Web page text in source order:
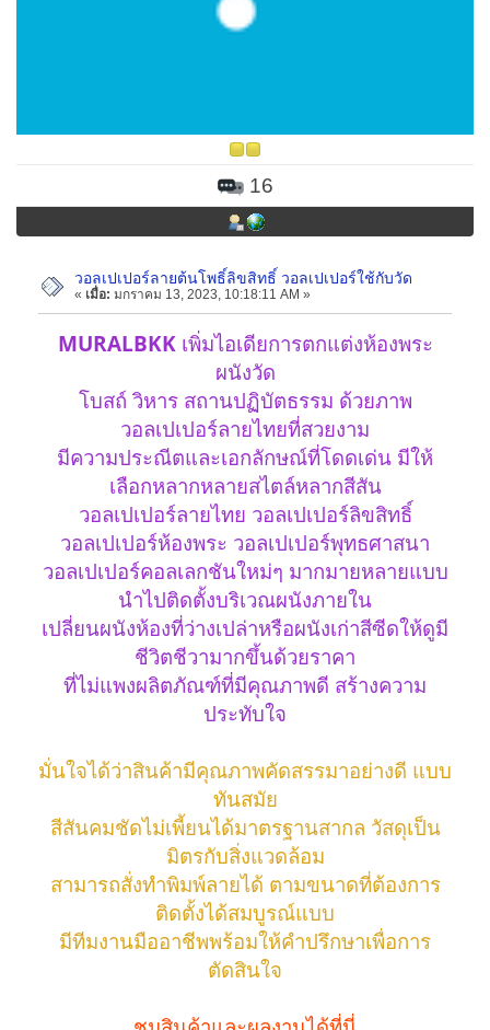
16
วอลเปเปอร์ลายต้นโพธิ์ลิขสิทธิ์ วอลเปเปอร์ใช้กับวัด
« เมื่อ: มกราคม 13, 2023, 10:18:11 AM »
MURALBKKเพิ่มไอเดียการตกแต่งห้องพระ
ผนังวัด
โบสถ์ วิหาร สถานปฏิบัตธรรม ด้วยภาพ
วอลเปเปอร์ลายไทยที่สวยงาม
มีความประณีตและเอกลักษณ์ที่โดดเด่น มีให้
เลือกหลากหลายสไตล์หลากสีสัน
วอลเปเปอร์ลายไทย วอลเปเปอร์ลิขสิทธิ์
วอลเปเปอร์ห้องพระ วอลเปเปอร์พุทธศาสนา
วอลเปเปอร์คอลเลกชันใหม่ๆ มากมายหลายแบบ
นำไปติดตั้งบริเวณผนังภายใน
เปลี่ยนผนังห้องที่ว่างเปล่าหรือผนังเก่าสีซีดให้ดูมี
ชีวิตชีวามากขึ้นด้วยราคา
ที่ไม่แพงผลิตภัณฑ์ที่มีคุณภาพดี สร้างความ
ประทับใจ
มั่นใจได้ว่าสินค้ามีคุณภาพคัดสรรมาอย่างดี แบบ
ทันสมัย
สีสันคมชัดไม่เพี้ยนได้มาตรฐานสากล วัสดุเป็น
มิตรกับสิ่งแวดล้อม
สามารถสั่งทำพิมพ์ลายได้ ตามขนาดที่ต้องการ
ติดตั้งได้สมบูรณ์แบบ
มีทีมงานมืออาชีพพร้อมให้คำปรึกษาเพื่อการ
ตัดสินใจ